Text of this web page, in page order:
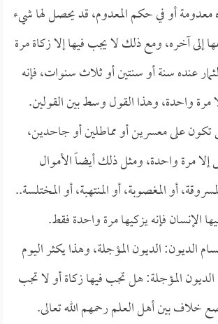
معدومة أو في حكم المعدوم، قد يحصل لها شيء
إلى آخره، ومع ذلك لا يجب فيها إلا زكاة مرة
عنده سنة أو سنتين أو ثلاث سنوات، فإنه
مرة واحدة، وهذا القول وسط بين القولين.
تكون على معسرين أو مماطلين أو جاحدين،
مرة واحدة، ومثل ذلك أيضاً الأموال
أو المغصوبة، أو المنتهبة، أو المختلسة..
الإنسان فإنه يزكيها مرة واحدة فقط.
الديون: الديون المؤجلة، وهذا يكثر اليوم
المؤجلة: هل تجب فيها زكاة أو لا تجب
خلاف بين أهل العلم رحمهم الله تعالى.